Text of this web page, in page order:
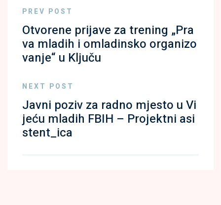
PREV POST
Otvorene prijave za trening „Pra
va mladih i omladinsko organizo
vanje“ u Ključu
NEXT POST
Javni poziv za radno mjesto u Vi
jeću mladih FBIH – Projektni asi
stent_ica